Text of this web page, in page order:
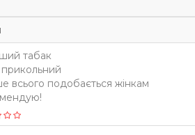
табак
всього подобається жінкам